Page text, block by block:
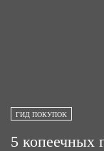
ГИД ПОКУПОК
5 копеечных